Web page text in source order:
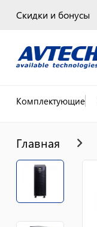
Скидки и бонусы
Комплектующие
Главная